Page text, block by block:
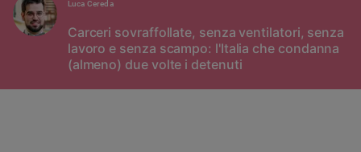
Carceri sovraffollate, senza ventilatori, senza
lavoro e senza scampo: l'Italia che condanna
(almeno) due volte i detenuti
Luca Cereda